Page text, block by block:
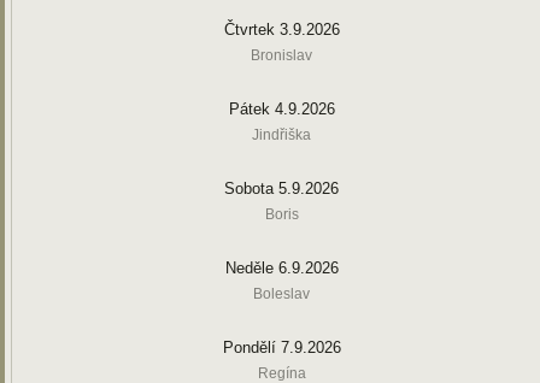
Čtvrtek 3.9.2026
Bronislav
Pátek 4.9.2026
Jindřiška
Sobota 5.9.2026
Boris
Neděle 6.9.2026
Boleslav
Pondělí 7.9.2026
Regína